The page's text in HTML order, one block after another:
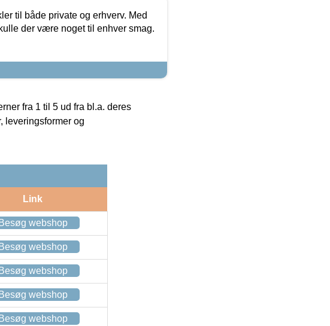
til både private og erhverv. Med
der være noget til enhver smag.
fra 1 til 5 ud fra bl.a. deres
leveringsformer og
Link
Besøg webshop
Besøg webshop
Besøg webshop
Besøg webshop
Besøg webshop